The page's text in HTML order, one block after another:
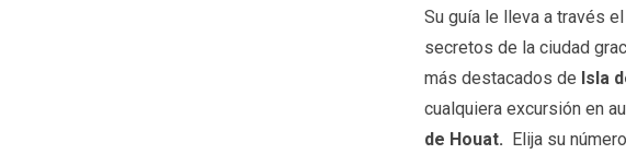
Su guía le lleva a través
secretos de la ciudad
más destacados de Isla
cualquiera excursión en
de Houat. Elija su